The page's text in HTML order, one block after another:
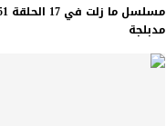
مسلسل ما زلت في 17 الحلقة 51
مدبلجة